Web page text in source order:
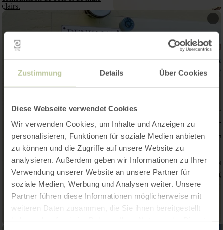
Zustimmung Details Über Cookies
Diese Webseite verwendet Cookies
Wir verwenden Cookies, um Inhalte und Anzeigen zu
personalisieren, Funktionen für soziale Medien anbieten
zu können und die Zugriffe auf unsere Website zu
analysieren. Außerdem geben wir Informationen zu Ihrer
Verwendung unserer Website an unsere Partner für
soziale Medien, Werbung und Analysen weiter. Unsere
Partner führen diese Informationen möglicherweise mit
weiteren Daten zusammen, die Sie ihnen bereitgestellt